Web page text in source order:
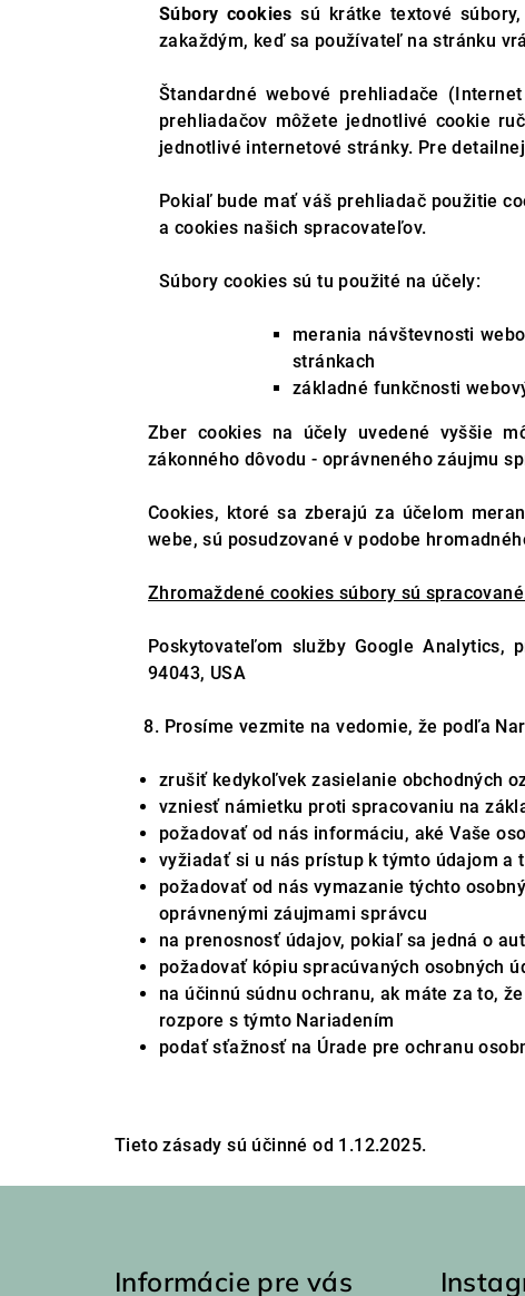
Súbory cookies sú krátke textové
zakaždým, keď sa používateľ na stránku
Štandardné webové prehliadače
prehliadačov môžete jednotlivé cookie
jednotlivé internetové stránky. Pre
Pokiaľ bude mať váš prehliadač použitie
a cookies našich spracovateľov.
Súbory cookies sú tu použité na účely:
merania návštevnosti
stránkach
základné funkčnosti
Zber cookies na účely uvedené vyššie
zákonného dôvodu - oprávneného záujmu
Cookies, ktoré sa zberajú za účelom
webe, sú posudzované v podobe
Zhromaždené cookies súbory sú
Poskytovateľom služby Google Analytics,
94043, USA
8. Prosíme vezmite na vedomie, že podľa
zrušiť kedykoľvek zasielanie obchodných
vzniesť námietku proti spracovaniu na
požadovať od nás informáciu, aké Vaše
vyžiadať si u nás prístup k týmto údajom
požadovať od nás vymazanie týchto
oprávnenými záujmami správcu
na prenosnosť údajov, pokiaľ sa jedná o
požadovať kópiu spracúvaných osobných
na účinnú súdnu ochranu, ak máte za to,
rozpore s týmto Nariadením
podať sťažnosť na Úrade pre ochranu
Tieto zásady sú účinné od 1.12.2025.
Informácie pre vás